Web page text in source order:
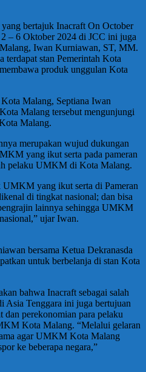
bertajuk Inacraft On October
– 6 Oktober 2024 di JCC ini juga
Iwan Kurniawan, ST, MM.
terdapat stan Pemerintah Kota
produk unggulan Kota
Malang, Septiana Iwan
Malang tersebut mengunjungi
Malang.
merupakan wujud dukungan
yang ikut serta pada pameran
pelaku UMKM di Kota Malang.
yang ikut serta di Pameran
di tingkat nasional; dan bisa
lainnya sehingga UMKM
ujar Iwan.
bersama Ketua Dekranasda
untuk berbelanja di stan Kota
bahwa Inacraft sebagai salah
Asia Tenggara ini juga bertujuan
dan perekonomian para pelaku
Kota Malang. “Melalui gelaran
agar UMKM Kota Malang
ke beberapa negara,”